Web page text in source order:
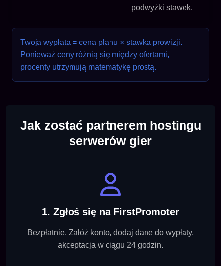
podwyżki stawek.
Twoja wypłata = cena planu × stawka prowizji.
Ponieważ ceny różnią się między ofertami,
procenty utrzymują matematykę prostą.
Jak zostać partnerem hostingu
serwerów gier
1. Zgłoś się na FirstPromoter
Bezpłatnie. Załóż konto, dodaj dane do wypłaty,
akceptacja w ciągu 24 godzin.